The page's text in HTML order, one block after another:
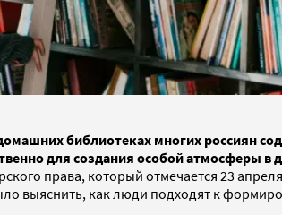
библиотеках многих россиян
для создания особой атмосферы в
права, который отмечается 23
выяснить, как люди подходят к